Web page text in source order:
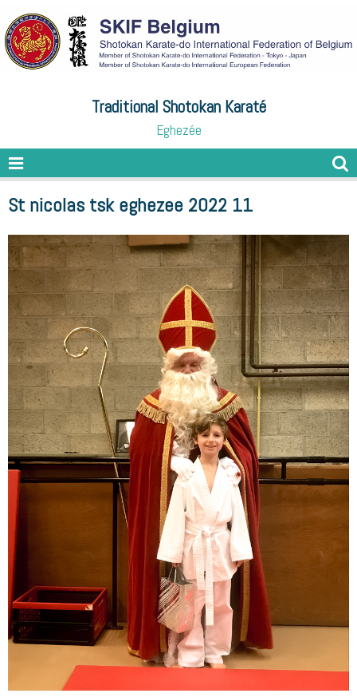
Traditional Shotokan Karaté
Eghezée
St nicolas tsk eghezee 2022 11